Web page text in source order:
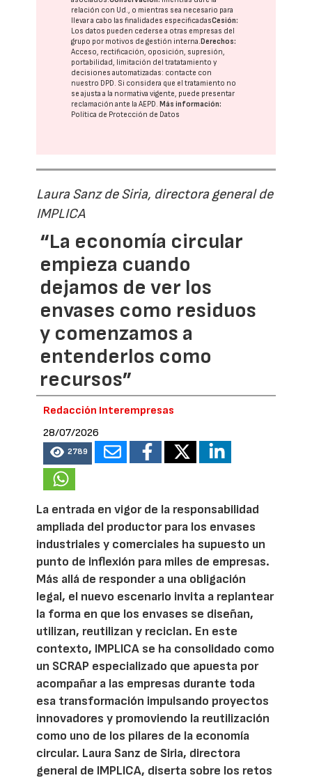
relación con Ud., o mientras sea necesario para
llevar a cabo las finalidades especificadasCesión:
Los datos pueden cederse a otras empresas del
grupo por motivos de gestión interna. Derechos:
Acceso, rectificación, oposición, supresión,
portabilidad, limitación del tratatamiento y
decisiones automatizadas: contacte con
nuestro DPD. Si considera que el tratamiento no
se ajusta a la normativa vigente, puede presentar
reclamación ante laAEPD. Más información:
Política de Protección de Datos
Laura Sanz de Siria, directora general de
IMPLICA
“La economía circular
empieza cuando
dejamos de ver los
envases como residuos
y comenzamos a
entenderlos como
recursos”
Redacción Interempresas
28/07/2026
2789
La entrada en vigor de la responsabilidad
ampliada del productor para los envases
industriales y comerciales ha supuesto un
punto de inflexión para miles de empresas.
Más allá de responder a una obligación
legal, el nuevo escenario invita a replantear
la forma en que los envases se diseñan,
utilizan, reutilizan y reciclan. En este
contexto, IMPLICA se ha consolidado como
un SCRAP especializado que apuesta por
acompañar a las empresas durante toda
esa transformación impulsando proyectos
innovadores y promoviendo la reutilización
como uno de los pilares de la economía
circular. Laura Sanz de Siria, directora
general de IMPLICA, diserta sobre los retos